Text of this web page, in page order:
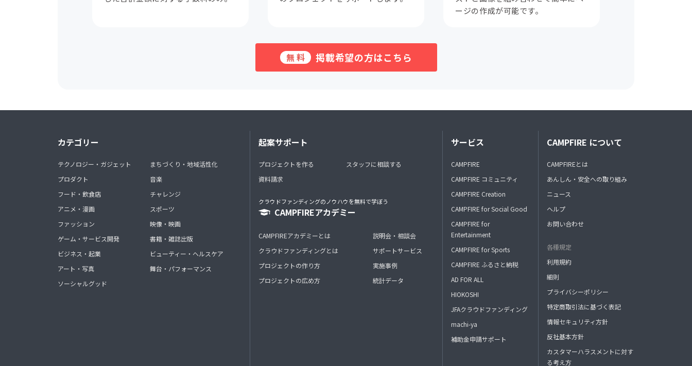
ージの作成が可能です。
無料 掲載希望の方はこちら
カテゴリー
テクノロジー・ガジェット
プロダクト
フード・飲食店
アニメ・漫画
ファッション
ゲーム・サービス開発
ビジネス・起業
アート・写真
ソーシャルグッド
まちづくり・地域活性化
音楽
チャレンジ
スポーツ
映像・映画
書籍・雑誌出版
ビューティー・ヘルスケア
舞台・パフォーマンス
起案サポート
プロジェクトを作る
資料請求
スタッフに相談する
クラウドファンディングのノウハウを無料で学ぼう
CAMPFIREアカデミー
CAMPFIREアカデミーとは
クラウドファンディングとは
プロジェクトの作り方
プロジェクトの広め方
説明会・相談会
サポートサービス
実施事例
統計データ
サービス
CAMPFIRE
CAMPFIRE コミュニティ
CAMPFIRE Creation
CAMPFIRE for Social Good
CAMPFIRE for
Entertainment
CAMPFIRE for Sports
CAMPFIRE ふるさと納税
AD FOR ALL
HIOKOSHI
JFAクラウドファンディング
machi-ya
補助金申請サポート
CAMPFIRE について
CAMPFIREとは
あんしん・安全への取り組み
ニュース
ヘルプ
お問い合わせ
各種規定
利用規約
細則
プライバシーポリシー
特定商取引法に基づく表記
情報セキュリティ方針
反社基本方針
カスタマーハラスメントに対す
る考え方